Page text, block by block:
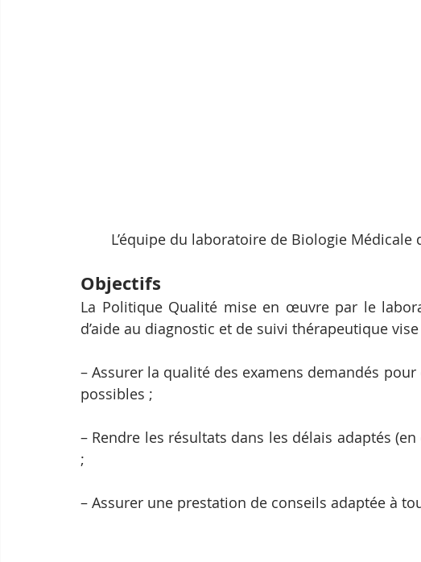
L’équipe du laboratoire de Biologie Médicale
Objectifs
La Politique Qualité mise en œuvre par le
d’aide au diagnostic et de suivi thérapeutique
– Assurer la qualité des examens demandés
possibles ;
– Rendre les résultats dans les délais adaptés
;
– Assurer une prestation de conseils adaptée à